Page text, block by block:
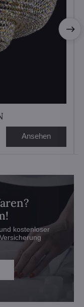
Ansehen
kostenloser